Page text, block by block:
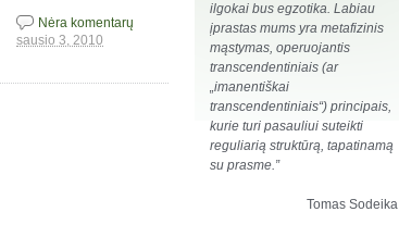
sausio 3, 2010
Nėra komentarų
ilgokai bus egzotika. Labiau
įprastas mums yra metafizinis
mąstymas, operuojantis
transcendentiniais (ar
„imanentiškai
transcendentiniais“) principais,
kurie turi pasauliui suteikti
reguliarią struktūrą, tapatinamą
su prasme.”
Tomas Sodeika